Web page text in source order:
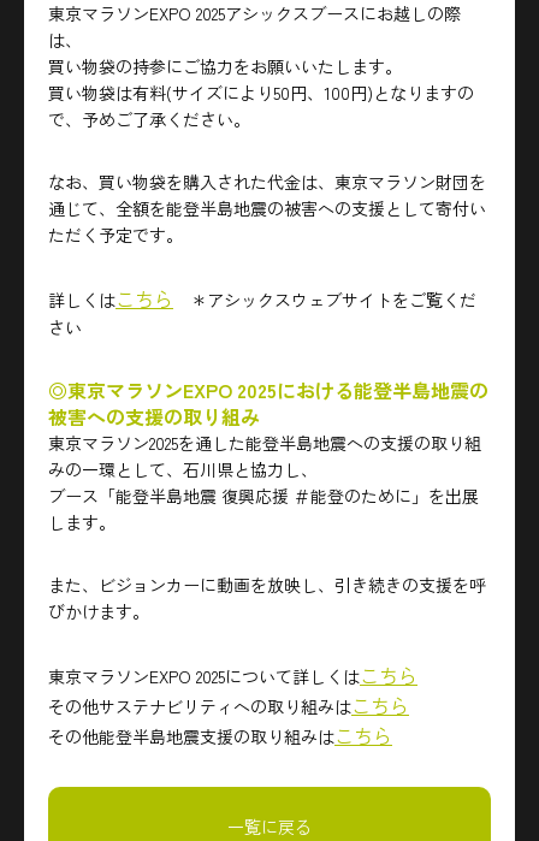
東京マラソンEXPO 2025アシックスブースにお越しの際
は、
買い物袋の持参にご協力をお願いいたします。
買い物袋は有料(サイズにより50円、100円)となりますの
で、予めご了承ください。
なお、買い物袋を購入された代金は、東京マラソン財団を
通じて、全額を能登半島地震の被害への支援として寄付い
ただく予定です。
詳しくはこちら
＊アシックスウェブサイトをご覧くだ
さい
◎東京マラソンEXPO 2025における能登半島地震の
被害への支援の取り組み
東京マラソン2025を通した能登半島地震への支援の取り組
みの一環として、石川県と協力し、
ブース「能登半島地震 復興応援 ＃能登のために」を出展
します。
また、ビジョンカーに動画を放映し、引き続きの支援を呼
びかけます。
東京マラソンEXPO 2025について詳しくはこちら
その他サステナビリティへの取り組みはこちら
その他能登半島地震支援の取り組みはこちら
一覧に戻る